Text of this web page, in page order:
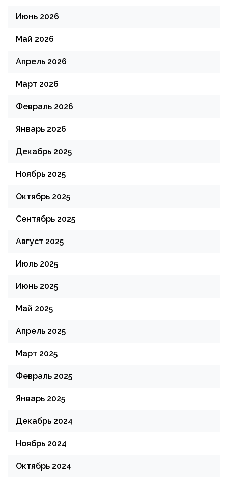
Июнь 2026
Май 2026
Апрель 2026
Март 2026
Февраль 2026
Январь 2026
Декабрь 2025
Ноябрь 2025
Октябрь 2025
Сентябрь 2025
Август 2025
Июль 2025
Июнь 2025
Май 2025
Апрель 2025
Март 2025
Февраль 2025
Январь 2025
Декабрь 2024
Ноябрь 2024
Октябрь 2024